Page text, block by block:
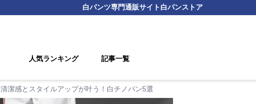
白パンツ専門通販サイト白パンストア
人気ランキング 記事一覧
清潔感とスタイルアップが叶う！白チノパン5選